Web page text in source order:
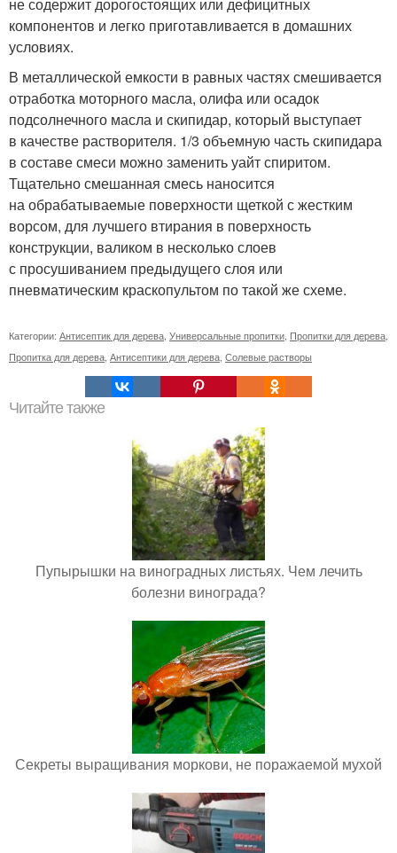
компонентов и легко приготавливается в домашних
условиях.
В металлической емкости в равных частях смешивается
отработка моторного масла, олифа или осадок
подсолнечного масла и скипидар, который выступает
в качестве растворителя. 1/3 объемную часть скипидара
в составе смеси можно заменить уайт спиритом.
Тщательно смешанная смесь наносится
на обрабатываемые поверхности щеткой с жестким
ворсом, для лучшего втирания в поверхность
конструкции, валиком в несколько слоев
с просушиванием предыдущего слоя или
пневматическим краскопультом по такой же схеме.
Категории: Антисептик для дерева Универсальные пропитки Пропитки для дерева
Пропитка для дерева Антисептики для дерева Солевые растворы
Читайте также
Пупырышки на виноградных листьях. Чем лечить
болезни винограда?
Секреты выращивания моркови, не поражаемой мухой